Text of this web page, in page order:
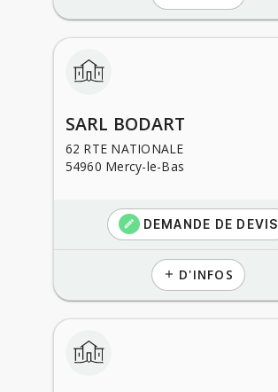
SARL BODART
62 RTE NATIONALE
54960 Mercy-le-Bas
create DEMANDE DE DEVIS
add D'INFOS